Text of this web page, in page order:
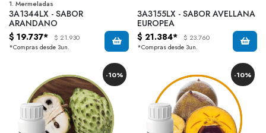
1. Mermeladas
3A1344LX - SABOR
ARANDANO
$ 19.737*
$ 21.930
*Compras desde 3un.
3A3155LX - SABOR AVELLANA
EUROPEA
$ 21.384*
$ 23.760
*Compras desde 3un.
-10% -10%